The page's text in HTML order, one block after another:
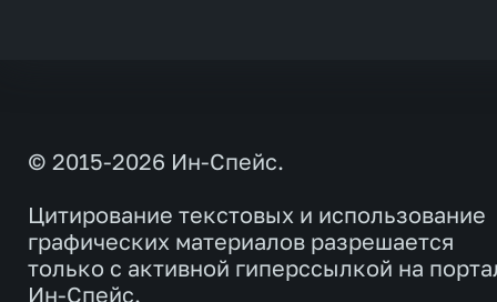
© 2015-2026 Ин-Спейс.
Цитирование текстовых и использование
графических материалов разрешается
только с активной гиперссылкой на
Ин-Спейс.